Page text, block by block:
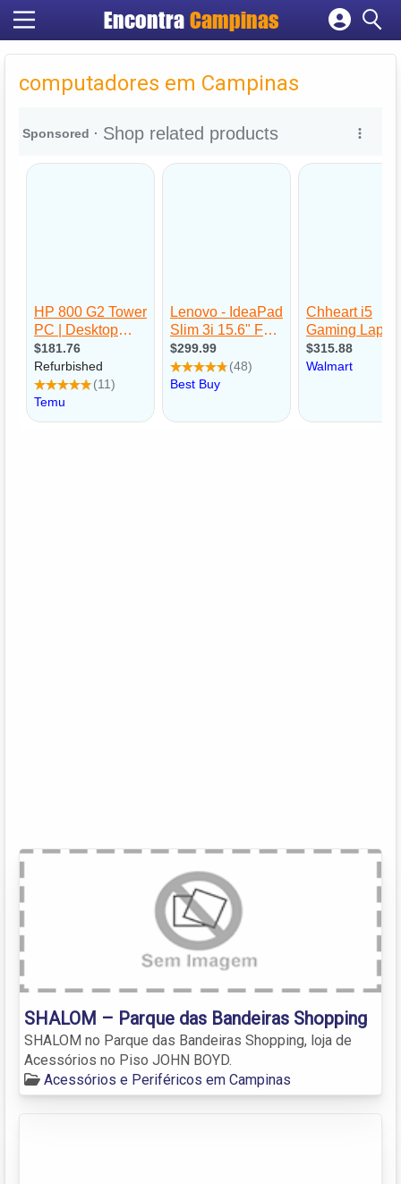
Encontra Campinas
Cadastrar empresa
Criar conta
computadores em Campinas
SHALOM – Parque das Bandeiras Shopping
SHALOM no Parque das Bandeiras Shopping, loja de
Acessórios no Piso JOHN BOYD.
Acessórios e Periféricos em Campinas